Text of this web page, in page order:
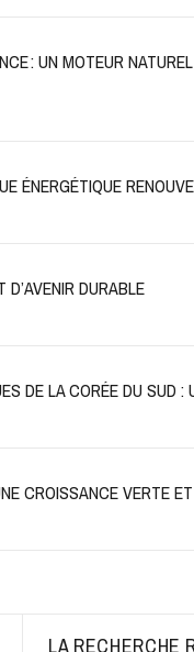
: UN MOTEUR
ÉNERGÉTIQUE
DURABLE
DE LA CORÉE DU SUD :
CROISSANCE VERTE
LA RECHERCHE